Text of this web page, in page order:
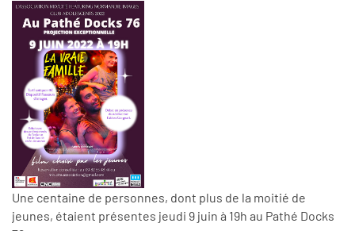
Une centaine de personnes, dont plus de la moitié de
jeunes, étaient présentes jeudi 9 juin à 19h au Pathé Docks